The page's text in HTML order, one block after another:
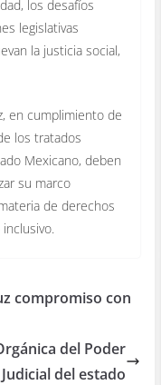
los desafíos
legislativas
la justicia social,
en cumplimiento de
los tratados
Mexicano, deben
su marco
de derechos
compromiso con
del Poder
Judicial del estado